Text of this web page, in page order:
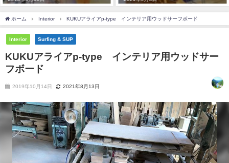
ホーム Interior KUKUアライアp-type インテリア用ウッドサーフボード
Interior Surfing & SUP
KUKUアライアp-type インテリア用ウッドサー
フボード
2019年10月14日 2021年8月13日